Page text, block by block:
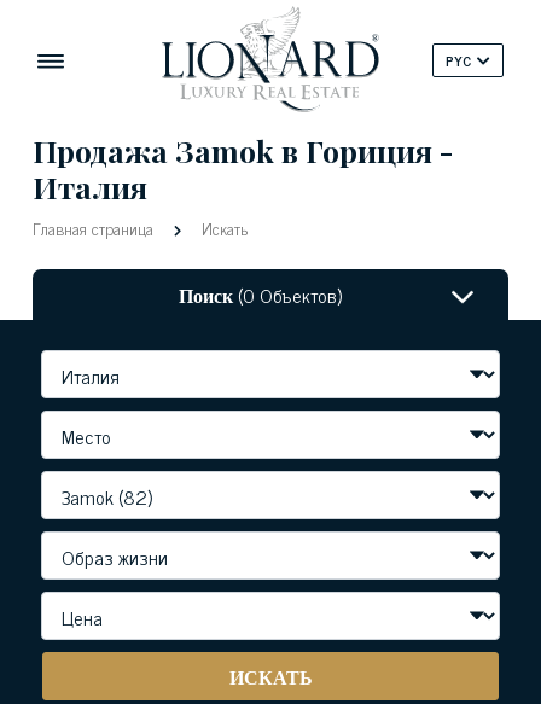
PYC
Продажа Зamok в Гориция -
Италия
Главная страница Искать
Поиск(0 Объектов)
ИСКАТЬ